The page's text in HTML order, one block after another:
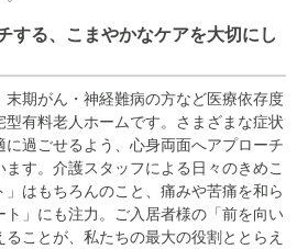
する、こまやかなケアを大切にし
期がん・神経難病の方など医療依存度
有料老人ホームです。さまざまな症状
過ごせるよう、心身両面へアプローチ
す。介護スタッフによる日々のきめこ
」はもちろんのこと、痛みや苦痛を和ら
ト」にも注力。ご入居者様の「前を向い
ことが、私たちの最大の役割ととらえ